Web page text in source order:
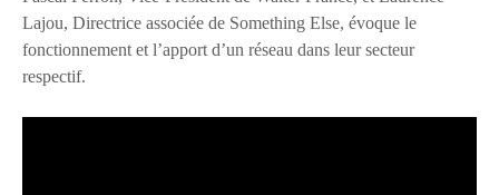
Lajou, Directrice associée de Something Else, évoque le
fonctionnement et l’apport d’un réseau dans leur secteur
respectif.